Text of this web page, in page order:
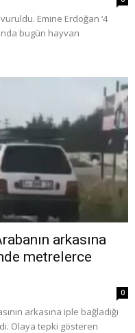
Emine Erdoğan ‘4
bugün hayvan
arkasına
metrelerce
0
arkasına iple bağladığı
Olaya tepki gösteren